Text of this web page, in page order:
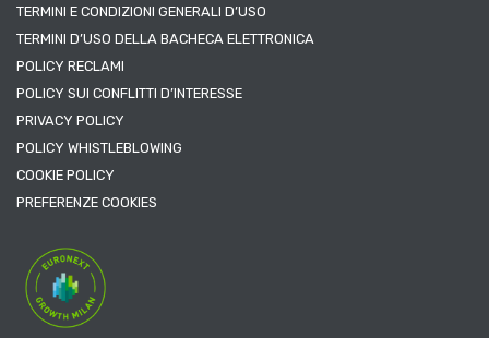
TERMINI E CONDIZIONI GENERALI D’USO
TERMINI D’USO DELLA BACHECA ELETTRONICA
POLICY RECLAMI
POLICY SUI CONFLITTI D’INTERESSE
PRIVACY POLICY
POLICY WHISTLEBLOWING
COOKIE POLICY
PREFERENZE COOKIES